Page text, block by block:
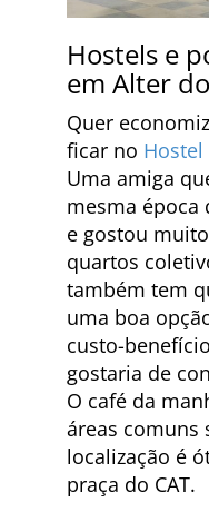
Hostels e
em Alter
Quer
ficar no Hostel
Uma amiga
mesma época
e gostou
quartos
também tem
uma boa
custo-
gostaria de
O café da
áreas comuns
localização é
praça do CAT.